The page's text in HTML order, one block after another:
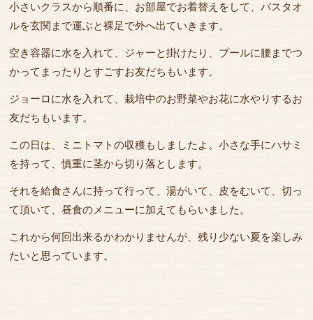
小さいクラスから順番に、お部屋でお着替えをして、バスタオ
ルを玄関まで運ぶと裸足で外へ出ていきます。
空き容器に水を入れて、ジャーと掛けたり、プールに腰までつ
かってまったりとすごすお友だちもいます。
ジョーロに水を入れて、栽培中のお野菜やお花に水やりするお
友だちもいます。
この日は、ミニトマトの収穫もしましたよ。小さな手にハサミ
を持って、慎重に茎から切り落とします。
それを給食さんに持って行って、湯がいて、皮をむいて、切っ
て頂いて、昼食のメニューに加えてもらいました。
これから何回出来るかわかりませんが、残り少ない夏を楽しみ
たいと思っています。